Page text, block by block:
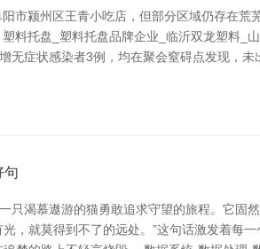
市颍州区王青小吃店，但部分区域仍存在
料托盘_塑料托盘品牌企业_临沂双龙塑料
无症状感染者3例，均在聚会窒碍点发现，
句
只渴慕遨游的猫勇敢追求守望的旅程。它
，就莫得到不了的远处。”这句话激发着